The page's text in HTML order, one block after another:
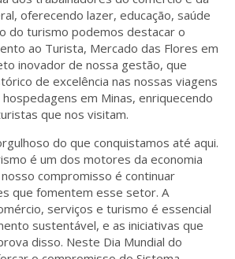
oferecendo lazer, educação, saúde
do turismo podemos destacar o
ao Turista, Mercado das Flores em
inovador de nossa gestão, que
de excelência nas nossas viagens
em Minas, enriquecendo
que nos visitam.
do que conquistamos até aqui.
é um dos motores da economia
compromisso é continuar
que fomentem esse setor. A
serviços e turismo é essencial
sustentável, e as iniciativas que
disso. Neste Dia Mundial do